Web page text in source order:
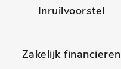
Inruilvoorstel
Zakelijk financieren